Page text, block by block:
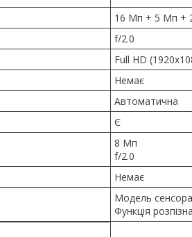
16 Мп + 5 Мп +
f/2.0
Full HD
Немає
Автоматична
Є
8 Мп
f/2.0
Немає
Модель
Функція